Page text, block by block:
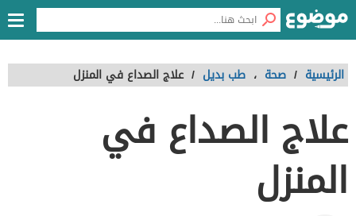
الرئيسية / صحة ، طب بديل / علاج الصداع في المنزل
علاج الصداع في
المنزل